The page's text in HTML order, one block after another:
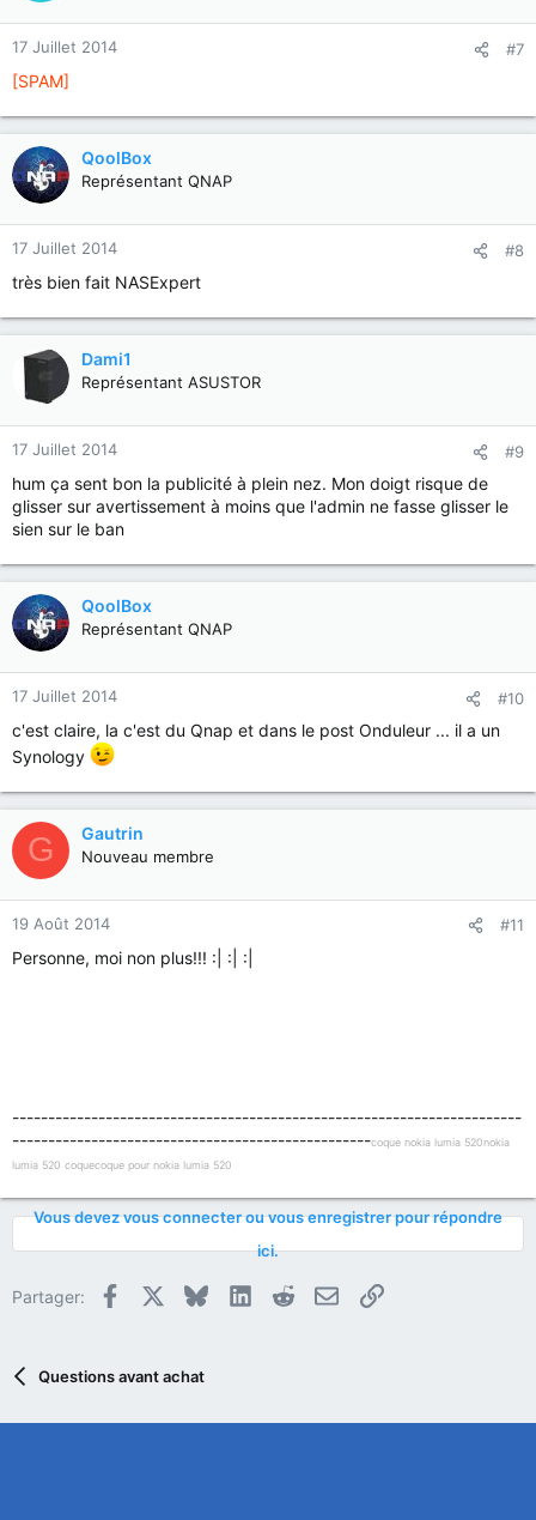
17 Juillet 2014 #7
[SPAM]
QoolBox
Représentant QNAP
17 Juillet 2014 #8
très bien fait NASExpert
Dami1
Représentant ASUSTOR
17 Juillet 2014 #9
hum ça sent bon la publicité à plein nez. Mon doigt risque de
glisser sur avertissement à moins que l'admin ne fasse glisser le
sien sur le ban
QoolBox
Représentant QNAP
17 Juillet 2014 #10
c'est claire, la c'est du Qnap et dans le post Onduleur ... il a un
Synology
G Gautrin
Nouveau membre
19 Août 2014 #11
Personne, moi non plus!!! :| :| :|
-----------------------------------------------------------------------
--------------------------------------------------coque nokia lumia 520nokia
lumia 520 coquecoque pour nokia lumia 520
Vous devez vous connecter ou vous enregistrer pour répondre
ici.
Partager: Facebook BlueskyLinkedInRedditE-mailLien
Questions avant achat